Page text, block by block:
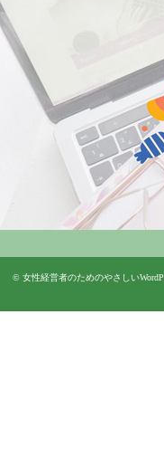
© 女性経営者のためのやさしい